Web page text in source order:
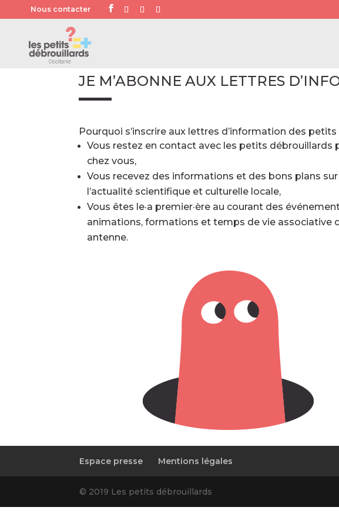
Nous contacter
JE M’ABONNE AUX LETTRES
Pourquoi s’inscrire aux lettres d’information des petits
Vous restez en contact avec les petits débrouillards
chez vous,
Vous recevez des informations et des bons plans sur
l’actualité scientifique et culturelle locale,
Vous êtes le·a premier·ère au courant des
animations, formations et temps de vie associative
antenne.
Espace presse Mentions légales
© 2019 Les petits débrouillards